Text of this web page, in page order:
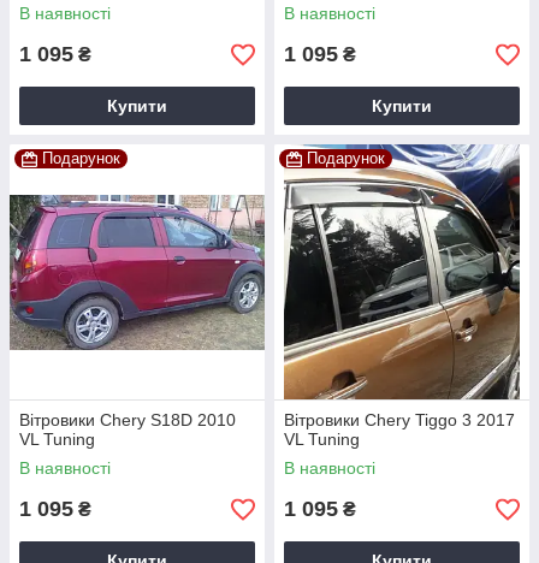
В наявності
1 095 ₴
Купити
В наявності
1 095 ₴
Купити
Подарунок
Вітровики Chery S18D 2010
VL Tuning
В наявності
1 095 ₴
Подарунок
Вітровики Chery Tiggo 3 2017
VL Tuning
В наявності
1 095 ₴